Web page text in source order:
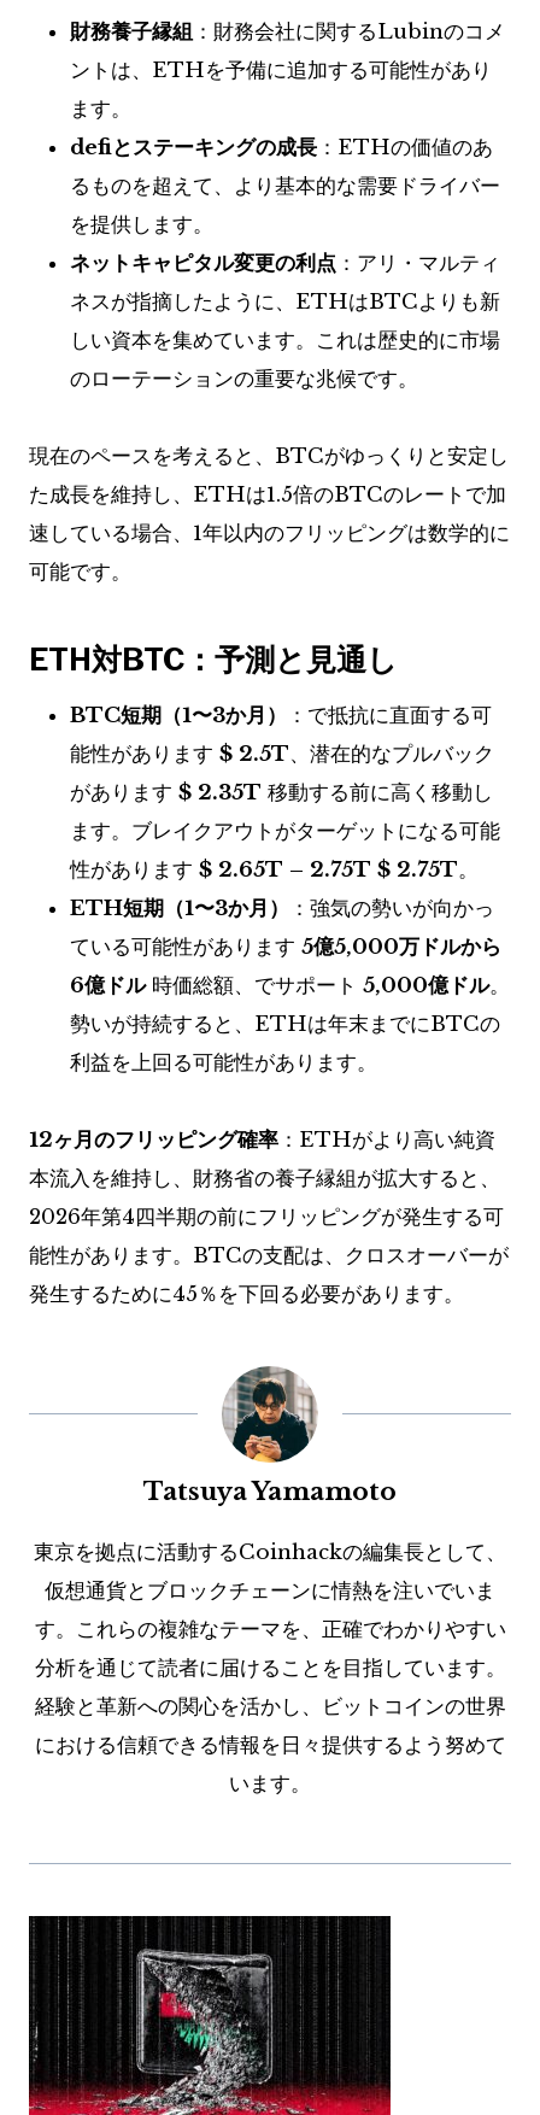
財務養子縁組 ：財務会社に関するLubinのコメ
ントは、ETHを予備に追加する可能性があり
ます。
defiとステーキングの成長 ：ETHの価値のあ
るものを超えて、より基本的な需要ドライバー
を提供します。
ネットキャピタル変更の利点 ：アリ・マルティ
ネスが指摘したように、ETHはBTCよりも新
しい資本を集めています。これは歴史的に市場
のローテーションの重要な兆候です。
現在のペースを考えると、BTCがゆっくりと安定し
た成長を維持し、ETHは1.5倍のBTCのレートで加
速している場合、1年以内のフリッピングは数学的に
可能です。
ETH対BTC：予測と見通し
BTC短期（1〜3か月）
：で抵抗に直面する可
能性があります $ 2.5T、潜在的なプルバック
があります $ 2.35T 移動する前に高く移動し
ます。ブレイクアウトがターゲットになる可能
性があります $ 2.65T – 2.75T $ 2.75T。
ETH短期（1〜3か月）
：強気の勢いが向かっ
ている可能性があります 5億5,000万ドルから
6億ドル時価総額、でサポート 5,000億ドル。
勢いが持続すると、ETHは年末までにBTCの
利益を上回る可能性があります。
12ヶ月のフリッピング確率 ：ETHがより高い純資
本流入を維持し、財務省の養子縁組が拡大すると、
2026年第4四半期の前にフリッピングが発生する可
能性があります。BTCの支配は、クロスオーバーが
発生するために45％を下回る必要があります。
Tatsuya Yamamoto
東京を拠点に活動するCoinhackの編集長として、
仮想通貨とブロックチェーンに情熱を注いでいま
す。これらの複雑なテーマを、正確でわかりやすい
分析を通じて読者に届けることを目指しています。
経験と革新への関心を活かし、ビットコインの世界
における信頼できる情報を日々提供するよう努めて
います。